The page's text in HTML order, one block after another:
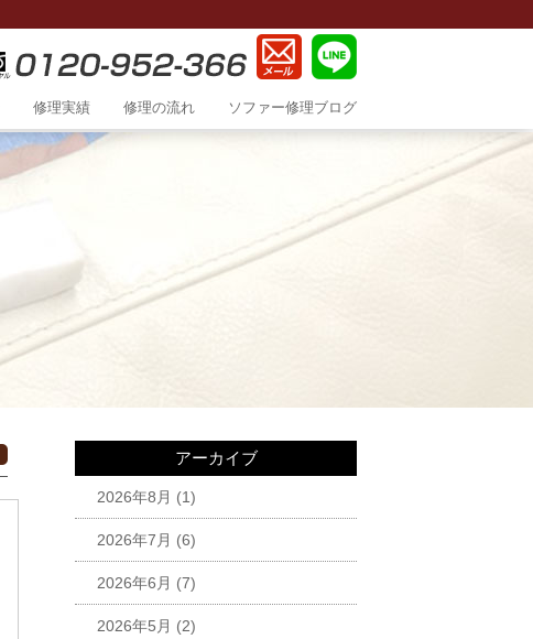
修理実績 修理の流れ ソファー修理ブログ
アーカイブ
2026年8月 (1)
2026年7月 (6)
2026年6月 (7)
2026年5月 (2)